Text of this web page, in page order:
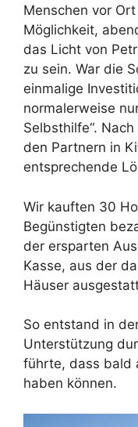
Menschen vor
Möglichkeit,
das Licht von
zu sein. War die
einmalige
normalerweise
Selbsthilfe“.
den Partnern in
entsprechende
Wir kauften 30
Begünstigten
der ersparten
Kasse, aus der
Häuser
So entstand in
Unterstützung
führte, dass bald
haben können.